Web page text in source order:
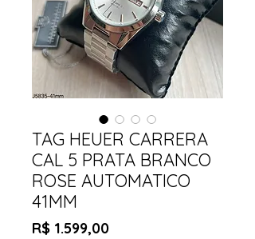
TAG HEUER CARRERA
CAL 5 PRATA BRANCO
ROSE AUTOMATICO
41MM
R$ 1.599,00Preço